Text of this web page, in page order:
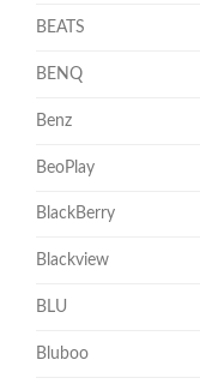
BEATS
BENQ
Benz
BeoPlay
BlackBerry
Blackview
BLU
Bluboo